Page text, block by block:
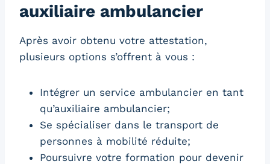
auxiliaire ambulancier
Après avoir obtenu votre attestation,
plusieurs options s’offrent à vous :
Intégrer un service ambulancier en tant
qu’auxiliaire ambulancier;
Se spécialiser dans le transport de
personnes à mobilité réduite;
Poursuivre votre formation pour devenir